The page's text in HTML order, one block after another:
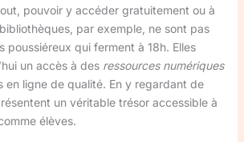
pouvoir y accéder gratuitement ou à
par exemple, ne sont pas
poussiéreux qui ferment à 18h. Elles
un accès à des ressources numériques
en ligne de qualité. En y regardant de
un véritable trésor accessible à
élèves.